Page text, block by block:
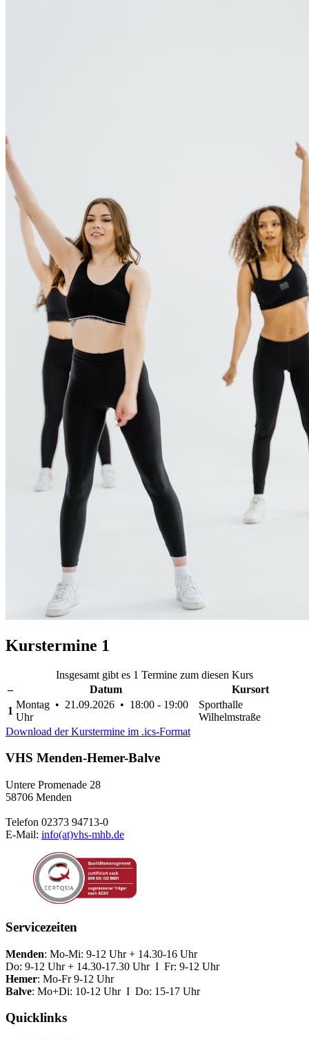
Kurstermine 1
Insgesamt gibt es 1 Termine zum diesen Kurs
–
Datum
Kursort
1
Montag • 21.09.2026 • 18:00 - 19:00
Uhr
Sporthalle
Wilhelmstraße
Download der Kurstermine im .ics-Format
VHS Menden-Hemer-Balve
Untere Promenade 28
58706 Menden
Telefon 02373 94713-0
E-Mail: info(at)vhs-mhb.de
Servicezeiten
Menden: Mo-Mi: 9-12 Uhr + 14.30-16 Uhr
Do: 9-12 Uhr + 14.30-17.30 Uhr I Fr: 9-12 Uhr
Hemer: Mo-Fr 9-12 Uhr
Balve: Mo+Di: 10-12 Uhr I Do: 15-17 Uhr
Quicklinks